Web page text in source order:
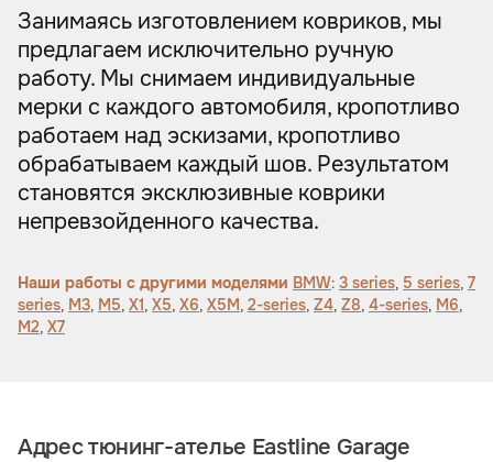
Занимаясь изготовлением ковриков, мы
предлагаем исключительно ручную
работу. Мы снимаем индивидуальные
мерки с каждого автомобиля, кропотливо
работаем над эскизами, кропотливо
обрабатываем каждый шов. Результатом
становятся эксклюзивные коврики
непревзойденного качества.
Наши работы с другими моделями BMW: 3 series, 5 series, 7
series, M3, M5, X1, X5, X6, X5M, 2-series, Z4, Z8, 4-series, M6,
M2, X7
Адрес тюнинг-ателье Eastline Garage